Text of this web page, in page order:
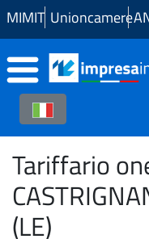
Skip to Main Content
MIMIT Unioncamere
Tariffario
(LE)